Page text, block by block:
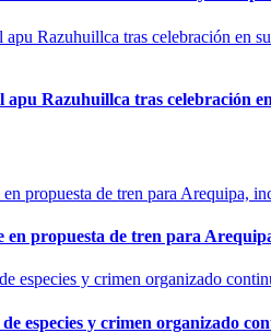
Razuhuillca tras celebración
propuesta de tren para
especies y crimen organizado